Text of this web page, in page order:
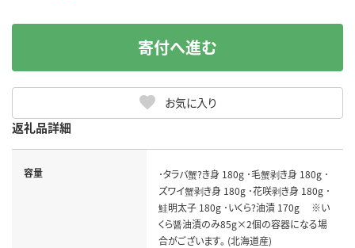
お気に入り
寄付へ進む
返礼品詳細
容量
･タラバ蟹?き身 180g ･毛蟹剥き身 180g ･
ズワイ蟹剥き身 180g ･花咲剥き身 180g ･
鮭明太子 180g ･いくら?油漬 170g ※い
くら醤油漬のみ85g×2個の容器になる場
合がございます。 (北海道産)